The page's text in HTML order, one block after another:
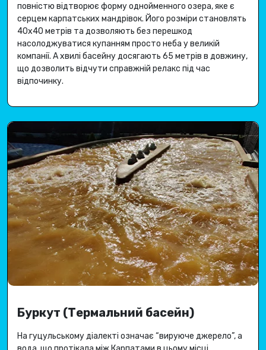
повністю відтворює форму однойменного озера, яке є
серцем карпатських мандрівок. Його розміри становлять
40х40 метрів та дозволяють без перешкод
насолоджуватися купанням просто неба у великій
компанії. А хвилі басейну досягають 65 метрів в довжину,
що дозволить відчути справжній релакс під час
відпочинку.
Буркут (Термальний басейн)
На гуцульському діалекті означає “вируюче джерело”, а